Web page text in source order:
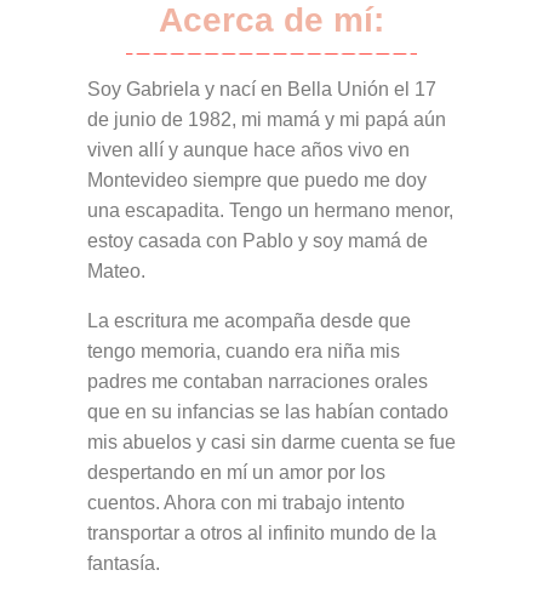
Acerca de mí:
Soy Gabriela y nací en Bella Unión el 17
de junio de 1982, mi mamá y mi papá aún
viven allí y aunque hace años vivo en
Montevideo siempre que puedo me doy
una escapadita. Tengo un hermano menor,
estoy casada con Pablo y soy mamá de
Mateo.
La escritura me acompaña desde que
tengo memoria, cuando era niña mis
padres me contaban narraciones orales
que en su infancias se las habían contado
mis abuelos y casi sin darme cuenta se fue
despertando en mí un amor por los
cuentos. Ahora con mi trabajo intento
transportar a otros al infinito mundo de la
fantasía.